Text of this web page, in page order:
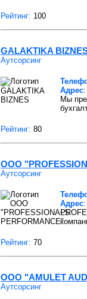
Рейтинг: 100
GALAKTIKA
Аутсорсинг
Адрес
Мы
Рейтинг: 80
ООО
Аутсорсинг
Адрес
Рейтинг: 70
ООО "AMULET
Аутсорсинг